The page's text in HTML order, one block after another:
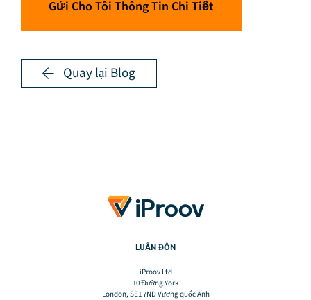
Gửi Cho Tôi Thông Tin Chi Tiết
Quay lại Blog
LUÂN ĐÔN
iProov Ltd
10 Đường York
London, SE1 7ND Vương quốc Anh